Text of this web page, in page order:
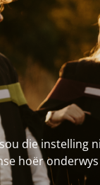
die instelling
hoër